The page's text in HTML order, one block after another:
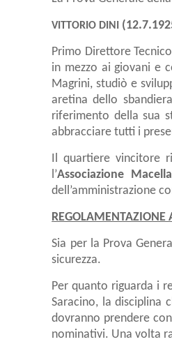
VITTORIO DINI
Primo Direttore
in mezzo ai giovani e
Magrini, studiò e
aretina dello
riferimento della sua
abbracciare tutti i
Il quartiere vincitore
l’Associazione
dell’amministrazione
REGOLAMENTAZIONE
Sia per la Prova
sicurezza.
Per quanto riguarda i
Saracino, la disciplina
dovranno prendere
nominativi. Una volta